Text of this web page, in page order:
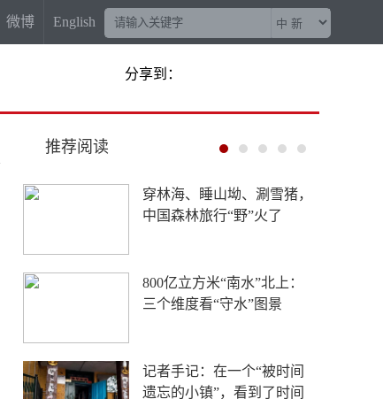
微博 English
分享到：
推荐阅读
穿林海、睡山坳、涮雪猪，
中国森林旅行“野”火了
800亿立方米“南水”北上：
三个维度看“守水”图景
记者手记：在一个“被时间
遗忘的小镇”，看到了时间